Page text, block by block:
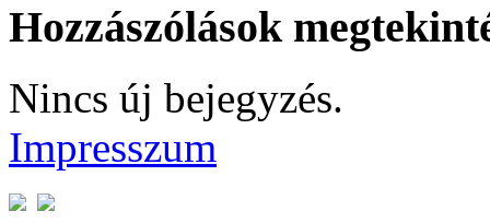
Hozzászólások
Nincs új bejegyzés.
Impresszum